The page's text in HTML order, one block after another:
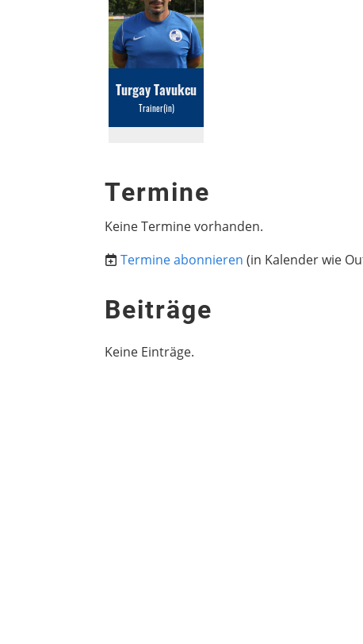
Turgay Tavukcu
Trainer(in)
Termine
Keine Termine vorhanden.
Termine abonnieren (in Kalender wie
Beiträge
Keine Einträge.